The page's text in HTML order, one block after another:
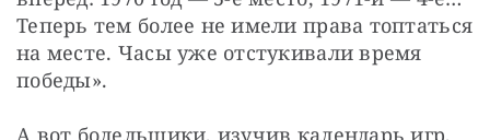
Теперь тем более не имели права топтаться
на месте. Часы уже отстукивали время
победы».
А вот болельщики, изучив календарь игр,